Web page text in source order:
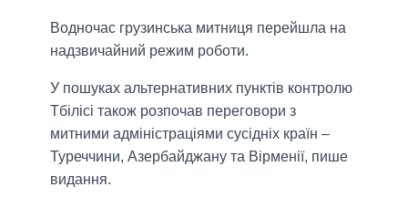
Водночас грузинська митниця перейшла на
надзвичайний режим роботи.
У пошуках альтернативних пунктів контролю
Тбілісі також розпочав переговори з
митними адміністраціями сусідніх країн –
Туреччини, Азербайджану та Вірменії, пише
видання.